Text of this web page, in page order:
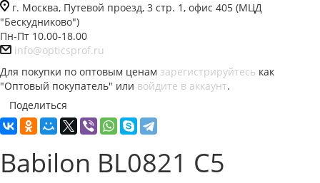
г. Москва, Путевой проезд, 3 стр. 1, офис 405 (МЦД
"Бескудниково")
Пн-Пт 10.00-18.00
info@opticsprof.ru
Для покупки по оптовым ценам зарегистрируйтесь как
"Оптовый покупатель" или войдите в аккаунт.
Поделиться
Babilon BL0821 C5